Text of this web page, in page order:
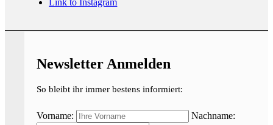
Link to Instagram
Newsletter Anmelden
So bleibt ihr immer bestens informiert:
Vorname: Nachname: